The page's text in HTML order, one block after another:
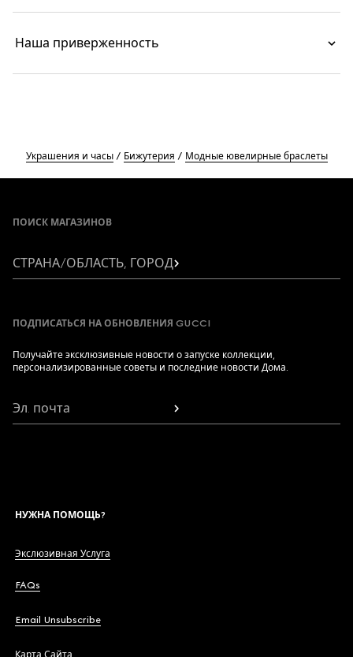
Наша приверженность
Украшения и часы Бижутерия Модные ювелирные браслеты
ПОИСК МАГАЗИНОВ
СТРАНА/ОБЛАСТЬ, ГОРОД
ПОДПИСАТЬСЯ НА ОБНОВЛЕНИЯ GUCCI
Получайте эксклюзивные новости о запуске коллекции,
персонализированные советы и последние новости Дома.
Эл. почта
НУЖНА ПОМОЩЬ?
Экслюзивная Услуга
FAQs
Email Unsubscribe
Карта Сайта